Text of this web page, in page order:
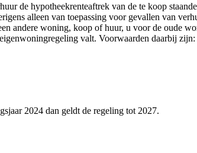
de hypotheekrenteaftrek van de te koop
alleen van toepassing voor gevallen van
andere woning, koop of huur, u voor de oude
valt. Voorwaarden daarbij zijn:
2024 dan geldt de regeling tot 2027.